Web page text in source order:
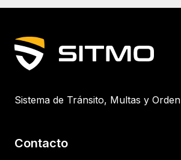
Sistema de Tránsito, Multas y Orden
Contacto